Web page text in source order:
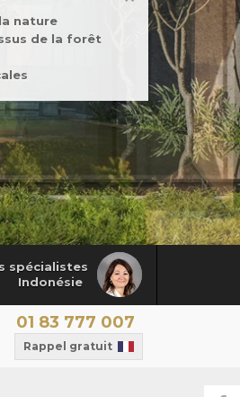
nature
de la forêt
spécialistes
Indonésie
01 83 777 007
Rappel gratuit